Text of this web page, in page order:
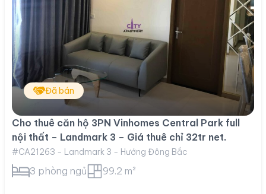
Đã bán
Cho thuê căn hộ 3PN Vinhomes Central Park full
nội thất – Landmark 3 – Giá thuê chỉ 32tr net.
#CA21263 - Landmark 3 - Hướng Đông Bắc
3 phòng ngủ 99.2 m²